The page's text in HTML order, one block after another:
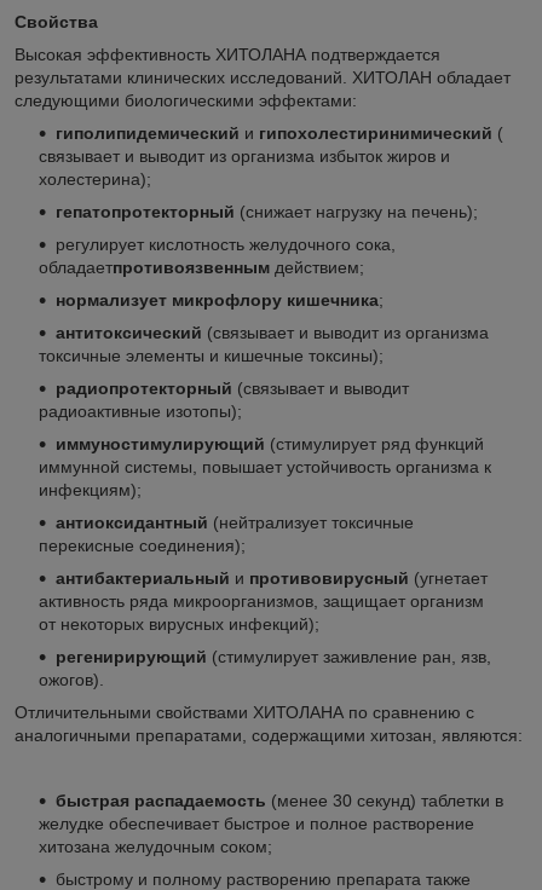
Свойства
Высокая эффективность ХИТОЛАНА подтверждается
результатами клинических исследований. ХИТОЛАН обладает
следующими биологическими эффектами:
гиполипидемический и гипохолестиринимический (
связывает и выводит из организма избыток жиров и
холестерина);
гепатопротекторный (снижает нагрузку на печень);
регулирует кислотность желудочного сока,
обладаетпротивоязвенным действием;
нормализует микрофлору кишечника;
антитоксический (связывает и выводит из организма
токсичные элементы и кишечные токсины);
радиопротекторный (связывает и выводит
радиоактивные изотопы);
иммуностимулирующий (стимулирует ряд функций
иммунной системы, повышает устойчивость организма к
инфекциям);
антиоксидантный (нейтрализует токсичные
перекисные соединения);
антибактериальный и противовирусный (угнетает
активность ряда микроорганизмов, защищает организм
от некоторых вирусных инфекций);
регенирирующий (стимулирует заживление ран, язв,
ожогов).
Отличительными свойствами ХИТОЛАНА по сравнению с
аналогичными препаратами, содержащими хитозан, являются:
быстрая распадаемость (менее 30 секунд) таблетки в
желудке обеспечивает быстрое и полное растворение
хитозана желудочным соком;
быстрому и полному растворению препарата также